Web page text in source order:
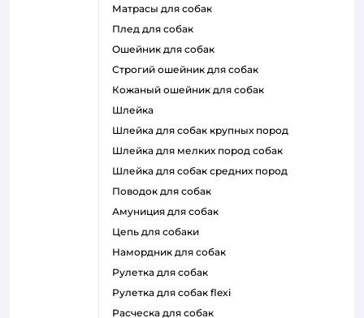
матрасы для собак
плед для собак
ошейник для собак
строгий ошейник для собак
кожаный ошейник для собак
шлейка
шлейка для собак крупных пород
шлейка для мелких пород собак
шлейка для собак средних пород
поводок для собак
амуниция для собак
цепь для собаки
намордник для собак
рулетка для собак
рулетка для собак flexi
расческа для собак